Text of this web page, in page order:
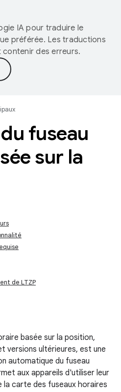
IA pour traduire le
préférée. Les traductions
des erreurs.
fuseau
sur la
de LTZP
basée sur la position,
versions ultérieures, est une
automatique du fuseau
aux appareils d'utiliser leur
la carte des fuseaux horaires